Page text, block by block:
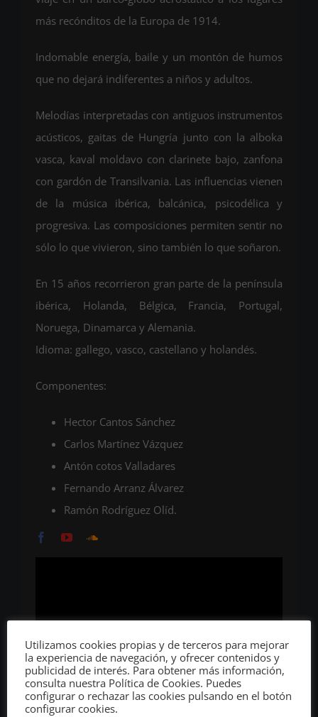
más recónditos de la Europa de 1914.
Indomable energía, baile y un montón de humos
que no dejará indiferentes a niños y adultos.
Melodías interpretadas con antiguos instrumentos
acústicos, gaitas de Hungría junto con la alboka
vasca, kaval moldavo con clarinete bajo, zanfona
con gardón de Transilvania. Las influencias vienen
de la música ibérica, balcánica, psicodélica y
progresiva. Las composiciones permiten sentir no
sólo lo que vivieron, sino también lo que soñaron.
En 15 años recorrieron gran parte de la península
ibérica, Holanda, Bélgica, Francia, Portugal,
Noruega, Dinamarca y Alemania.
Idioma: gallego, vasco, castellano y holandés.
Componentes:
Hector Cantos Sánchez
Carlos Martínez Vázquez
Antón cotos Valladares
Fernando Arranz Álvarez
Ramón Rodríguez Olíd.
Utilizamos cookies propias y de terceros para mejorar
la experiencia de navegación, y ofrecer contenidos y
publicidad de interés. Para obtener más información,
consulta nuestra Política de Cookies. Puedes
configurar o rechazar las cookies pulsando en el botón
configurar cookies.